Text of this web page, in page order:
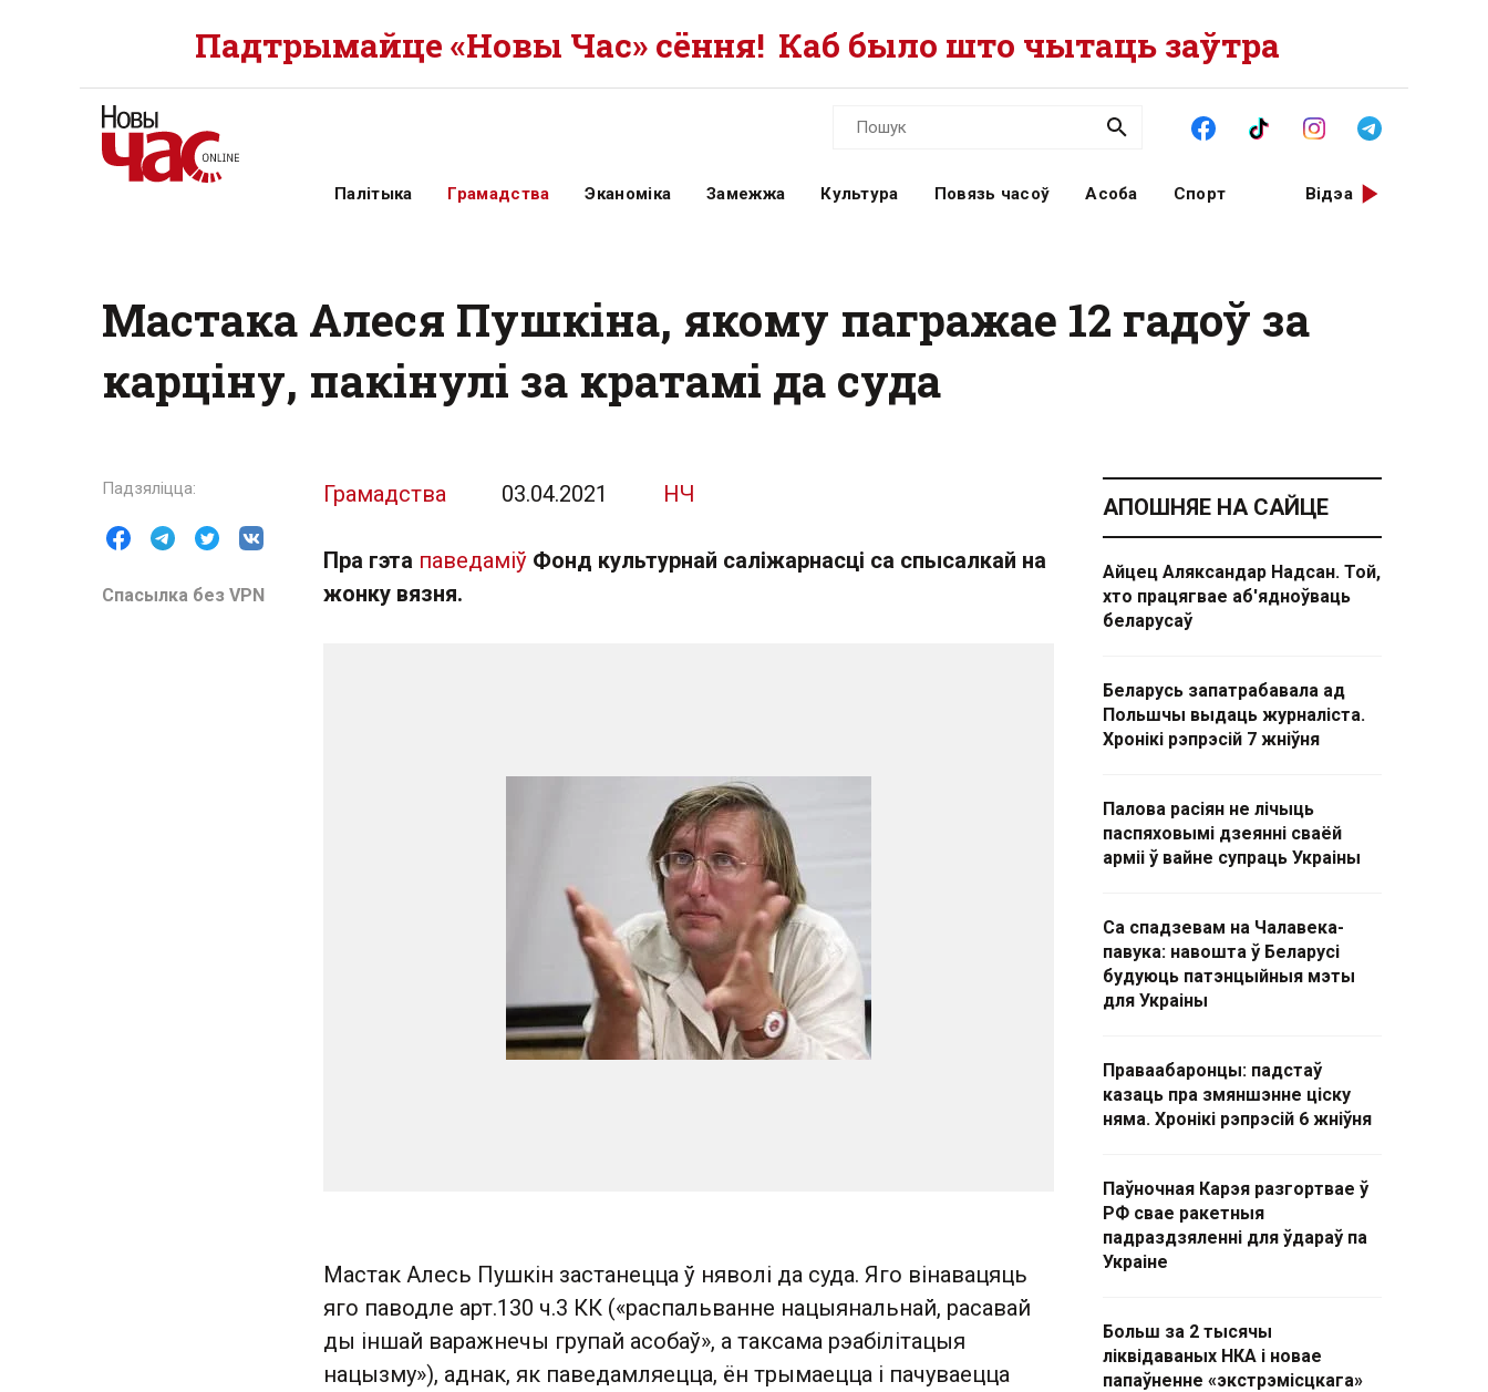
Падтрымайце «Новы Час» сёння! Каб было што чытаць заўтра
Палітыка Грамадства Эканоміка Замежжа Культура Повязь часоў Асоба Спорт Відэа
Мастака Алеся Пушкіна, якому пагражае 12 гадоў за
карціну, пакінулі за кратамі да суда
Спасылка без VPN
Грамадства 03.04.2021 НЧ
Пра гэта паведаміў Фонд культурнай саліжарнасці са спысалкай на
жонку вязня.
Мастак Алесь Пушкін застанецца ў няволі да суда. Яго вінавацяць
яго паводле арт.130 ч.3 КК («распальванне нацыянальнай, расавай
ды іншай варажнечы групай асобаў», а таксама рэабілітацыя
нацызму»), аднак, як паведамляецца, ён трымаецца і пачуваецца
АПОШНЯЕ НА САЙЦЕ
Айцец Аляксандар Надсан. Той,
хто працягвае аб'ядноўваць
беларусаў
Беларусь запатрабавала ад
Польшчы выдаць журналіста.
Хронікі рэпрэсій 7 жніўня
Палова расіян не лічыць
паспяховымі дзеянні сваёй
арміі ў вайне супраць Украіны
Са спадзевам на Чалавека-
павука: навошта ў Беларусі
будуюць патэнцыйныя мэты
для Украіны
Праваабаронцы: падстаў
казаць пра змяншэнне ціску
няма. Хронікі рэпрэсій 6 жніўня
Паўночная Карэя разгортвае ў
РФ свае ракетныя
падраздзяленні для ўдараў па
Украіне
Больш за 2 тысячы
ліквідаваных НКА і новае
папаўненне «экстрэмісцкага»